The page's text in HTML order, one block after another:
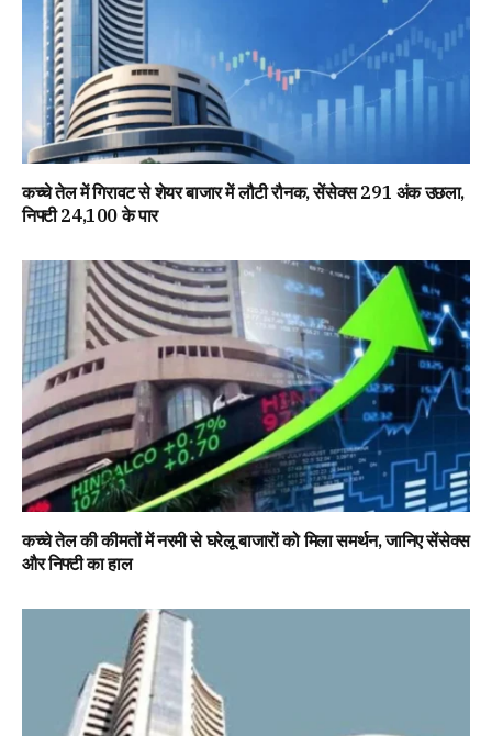
कच्चे तेल में गिरावट से शेयर बाजार में लौटी रौनक, सेंसेक्स 291 अंक उछला,
निफ्टी 24,100 के पार
कच्चे तेल की कीमतों में नरमी से घरेलू बाजारों को मिला समर्थन, जानिए सेंसेक्स
और निफ्टी का हाल